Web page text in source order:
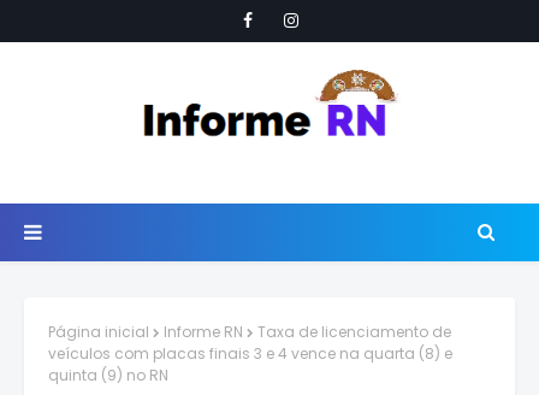
Página inicial Informe RN
Taxa de licenciamento de
veículos com placas finais 3 e 4 vence na quarta (8) e
quinta (9) no RN